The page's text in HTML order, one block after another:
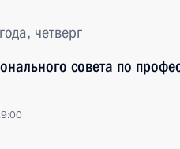
четверг
совета по